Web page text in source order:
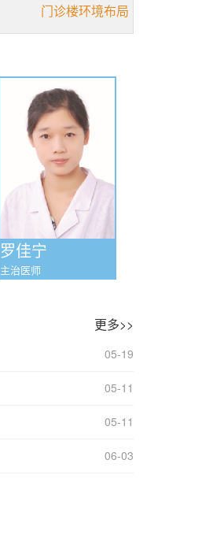
门诊楼环境布局
罗佳宁
主治医师
更多>>
05-19
05-11
05-11
06-03